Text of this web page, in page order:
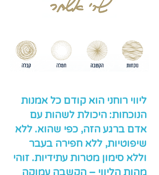
ליווי רוחני הוא קודם כל אמנות
הנוכחות: היכולת לשהות עם
אדם ברגע הזה, כפי שהוא. ללא
שיפוטיות, ללא חפירה בעבר
וללא סימון מטרות עתידיות. זוהי
מהות הליווי – הקשבה עמוקה